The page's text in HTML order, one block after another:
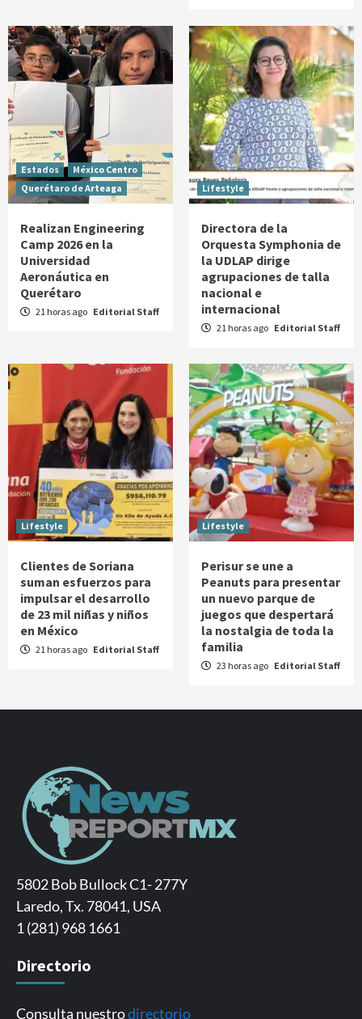
Estados
México Centro
Querétaro de Arteaga
Realizan Engineering
Camp 2026 en la
Universidad
Aeronáutica en
Querétaro
21 horas ago Editorial Staff
Lifestyle
Directora de la
Orquesta Symphonia de
la UDLAP dirige
agrupaciones de talla
nacional e
internacional
21 horas ago Editorial Staff
Lifestyle
Clientes de Soriana
suman esfuerzos para
impulsar el desarrollo
de 23 mil niñas y niños
en México
21 horas ago Editorial Staff
Lifestyle
Perisur se une a
Peanuts para presentar
un nuevo parque de
juegos que despertará
la nostalgia de toda la
familia
23 horas ago Editorial Staff
5802 Bob Bullock C1- 277Y
Laredo, Tx. 78041, USA
1 (281) 968 1661
Directorio
Consulta nuestrodirectorio